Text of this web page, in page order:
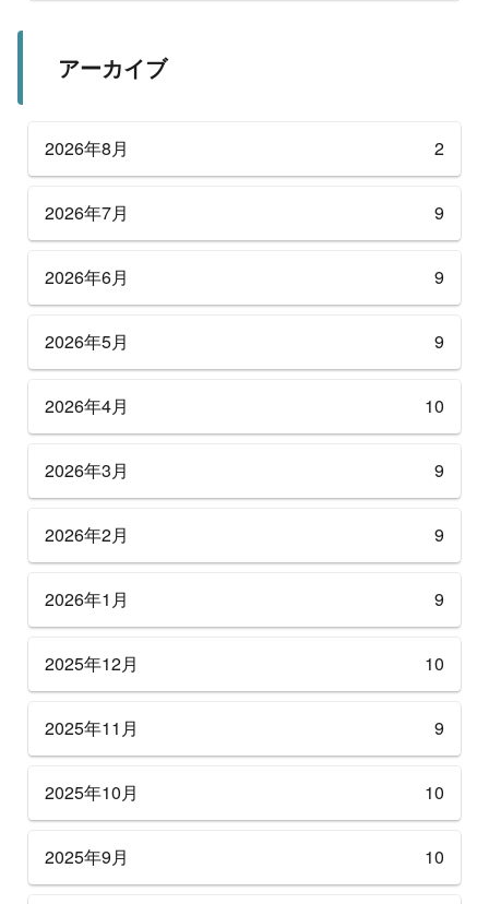
アーカイブ
2026年8月 2
2026年7月 9
2026年6月 9
2026年5月 9
2026年4月 10
2026年3月 9
2026年2月 9
2026年1月 9
2025年12月 10
2025年11月 9
2025年10月 10
2025年9月 10